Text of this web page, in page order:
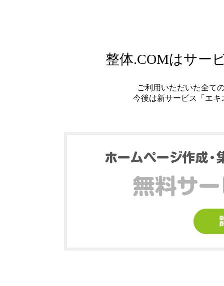
整体.COMはサー
ご利用いただいた全て
今後は新サービス「エ